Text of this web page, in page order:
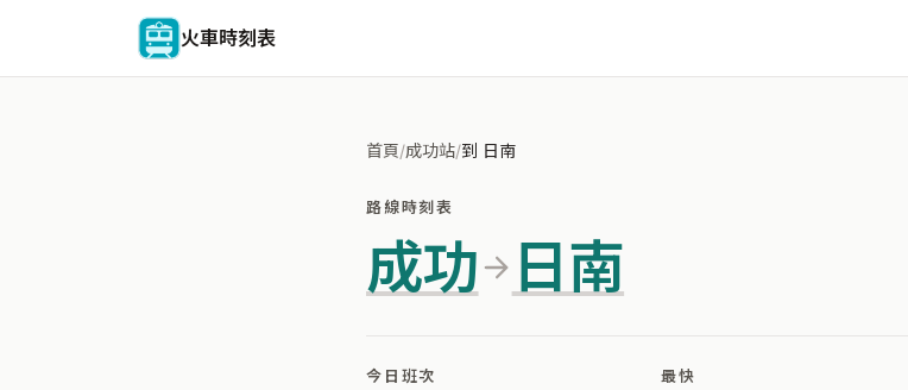
火車時刻表
首頁/成功站/到 日南
路線時刻表
成功 日南
今日班次 最快